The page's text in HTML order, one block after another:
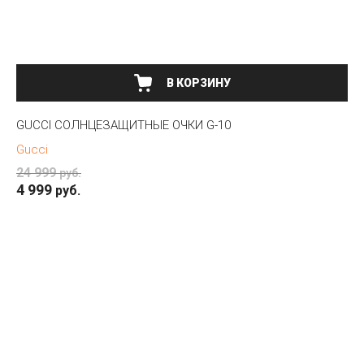
В КОРЗИНУ
GUCCI СОЛНЦЕЗАЩИТНЫЕ ОЧКИ G-10
Gucci
24 999 руб.
4 999 руб.